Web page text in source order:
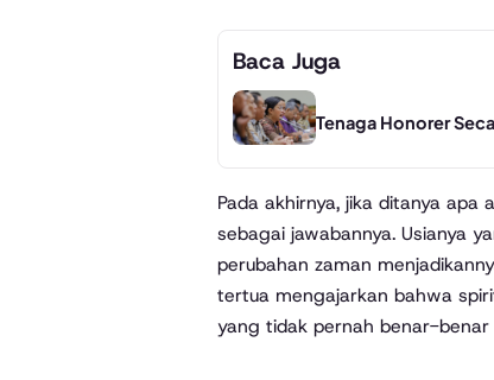
Baca Juga
Tenaga Honorer
Pada akhirnya, jika ditanya
sebagai jawabannya. Usianya
perubahan zaman
tertua mengajarkan bahwa
yang tidak pernah benar-